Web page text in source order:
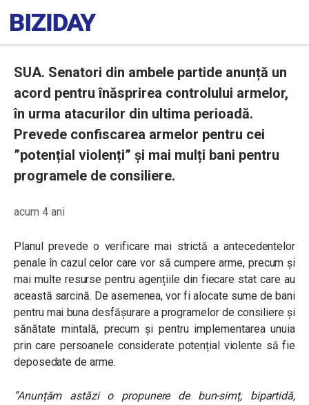
SUA. Senatori din ambele partide anunță un
acord pentru înăsprirea controlului armelor,
în urma atacurilor din ultima perioadă.
Prevede confiscarea armelor pentru cei
”potențial violenți” și mai mulți bani pentru
programele de consiliere.
acum 4 ani
Planul prevede o verificare mai strictă a antecedentelor
penale în cazul celor care vor să cumpere arme, precum și
mai multe resurse pentru agențiile din fiecare stat care au
această sarcină. De asemenea, vor fi alocate sume de bani
pentru mai buna desfășurare a programelor de consiliere și
sănătate mintală, precum și pentru implementarea unuia
prin care persoanele considerate potențial violente să fie
deposedate de arme.
”Anunțăm astăzi o propunere de bun-simț, bipartidă,